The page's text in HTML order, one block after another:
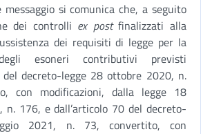
si comunica che, a seguito
dei controlli ex postfinalizzati alla
dei requisiti di legge per la
esoneri contributivi previsti
del decreto-legge 28 ottobre 2020, n.
con modificazioni, dalla legge 18
n. 176, e dall’articolo 70 del decreto-
2021, n. 73, convertito, con